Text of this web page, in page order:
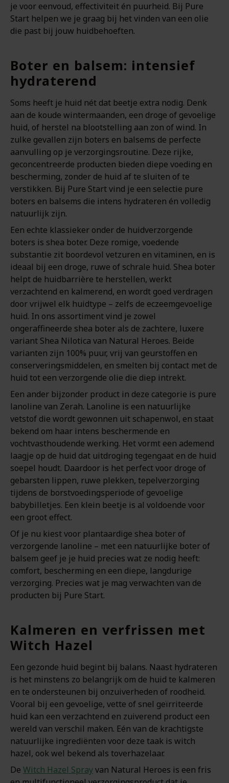
je voor eenvoud, effectiviteit én puurheid. Bij Pure
Start helpen we je graag bij het vinden van een olie
die past bij jouw huidbehoeften.
Boter en balsem: intensief
hydraterend
Soms heeft je huid nét dat beetje extra nodig. Denk
aan de koude wintermaanden, een droge of gevoelige
huid, of herstel na blootstelling aan zon of wind. In
zulke gevallen zijn boters en balsems de perfecte
aanvulling op je verzorgingsroutine. Deze rijke,
geconcentreerde producten bieden diepe voeding en
bescherming, zonder de huid af te sluiten of te
verstikken. Bij Pure Start vind je een selectie pure
boters en balsems die intens hydrateren én volledig
natuurlijk zijn.
Een echte klassieker onder de huidverzorgende
boters is shea boter. Deze romige, voedende
substantie zit boordevol vetzuren en vitaminen, en is
ideaal bij een droge, ruwe of schrale huid. Shea boter
helpt de huidbarrière te herstellen, werkt
verzachtend en kalmerend, en wordt goed verdragen
door vrijwel elk huidtype – zelfs de eczeemgevoelige
huid. In ons assortiment vind je zowel
ongeraffineerde shea boter als de zachtere, luxere
variant Shea Nilotica van Natural Heroes. Beide
varianten zijn 100% puur, vrij van geurstoffen en
conserveringsmiddelen, en smelten bij contact met de
huid tot een verzorgende olie die diep intrekt.
Een ander bijzonder product in deze categorie is pure
lanoline van Zerah. Lanoline is een natuurlijke
vetstof die wordt gewonnen uit schapenwol, en staat
bekend om haar intens beschermende en
vochtvasthoudende werking. Het vormt een ademend
laagje op de huid dat uitdroging tegengaat en de huid
soepel houdt. Daardoor is het perfect voor droge of
gebarsten lippen, ruwe plekken, tepelverzorging
tijdens de borstvoedingsperiode of gevoelige
babybilletjes. Een klein beetje is al voldoende voor
een groot effect.
Of je nu kiest voor plantaardige shea boter of
verzorgende lanoline – met een natuurlijke boter of
balsem geef je je huid precies wat ze nodig heeft:
comfort, bescherming en een diepe, langdurige
verzorging. Precies wat je mag verwachten van de
producten bij Pure Start.
Kalmeren en verfrissen met
Witch Hazel
Een gezonde huid begint bij balans. Naast hydrateren
is het minstens zo belangrijk om de huid te kalmeren
en te ondersteunen bij onzuiverheden of roodheid.
Vooral bij een gevoelige, vette of snel geïrriteerde
huid kan een verzachtend en zuiverend product een
wereld van verschil maken. Eén van de krachtigste
natuurlijke ingrediënten voor deze taak is witch
hazel, ook wel bekend als toverhazelaar.
De Witch Hazel Sprayvan Natural Heroes is een fris